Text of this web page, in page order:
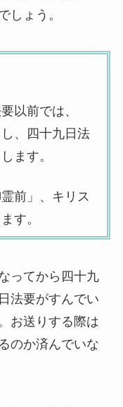
しょう。
以前では、
、四十九日法
ます。
前」、キリス
す。
ってから四十九
法要がすんでい
お送りする際は
のか済んでいな